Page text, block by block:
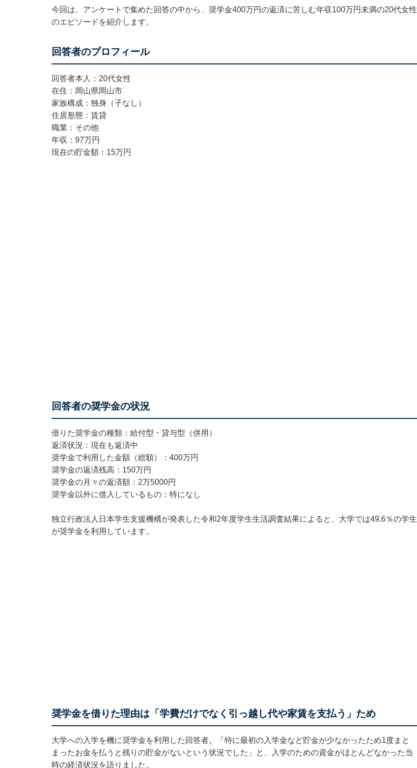
今回は、アンケートで集めた回答の中から、奨学金400万円の返済に苦しむ年収100万円未満の20代女性
のエピソードを紹介します。
回答者のプロフィール
回答者本人：20代女性
在住：岡山県岡山市
家族構成：独身（子なし）
住居形態：賃貸
職業：その他
年収：97万円
現在の貯金額：15万円
回答者の奨学金の状況
借りた奨学金の種類：給付型・貸与型（併用）
返済状況：現在も返済中
奨学金で利用した金額（総額）：400万円
奨学金の返済残高：150万円
奨学金の月々の返済額：2万5000円
奨学金以外に借入しているもの：特になし
独立行政法人日本学生支援機構が発表した令和2年度学生生活調査結果によると、大学では49.6％の学生
が奨学金を利用しています。
奨学金を借りた理由は「学費だけでなく引っ越し代や家賃を支払う」ため
大学への入学を機に奨学金を利用した回答者。「特に最初の入学金など貯金が少なかったため1度まと
まったお金を払うと残りの貯金がないという状況でした」と、入学のための資金がほとんどなかった当
時の経済状況を語りました。